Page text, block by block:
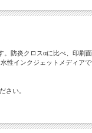
防炎クロスαに比べ、印刷
インクジェットメディ
さい。